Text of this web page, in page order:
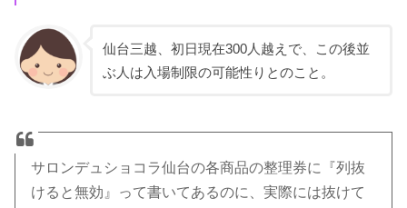
仙台三越、初日現在300人越えで、この後並
ぶ人は入場制限の可能性りとのこと。
サロンデュショコラ仙台の各商品の整理券に『列抜
けると無効』って書いてあるのに、実際には抜けて